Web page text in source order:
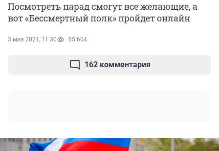
Посмотреть парад смогут все желающие, а
вот «Бессмертный полк» пройдет онлайн
3 мая 2021, 11:30 65 604
162 комментария